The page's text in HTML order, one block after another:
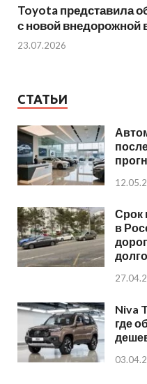
Toyota представила
с новой внедорожной
23.07.2026
СТАТЬИ
Срок
в
Niva
где